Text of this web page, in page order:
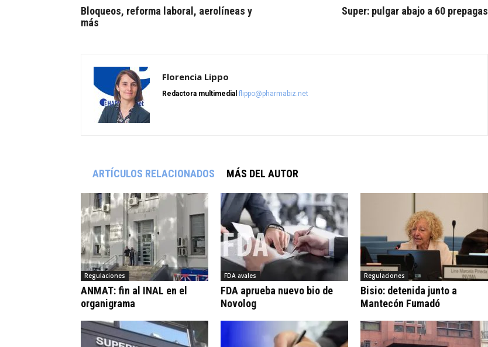
Bloqueos, reforma laboral, aerolíneas y
más
Super: pulgar abajo a 60 prepagas
Florencia Lippo
Redactora multimedial flippo@pharmabiz.net
ARTÍCULOS RELACIONADOS MÁS DEL AUTOR
Regulaciones
ANMAT: fin al INAL en el
organigrama
FDA avales
FDA aprueba nuevo bio de
Novolog
Regulaciones
Bisio: detenida junto a
Mantecón Fumadó